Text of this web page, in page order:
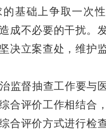
基础上争取一次
成不必要的干扰。
决立案查处，维护
监督抽查工作要与
合评价工作相结合
合评价方式进行检